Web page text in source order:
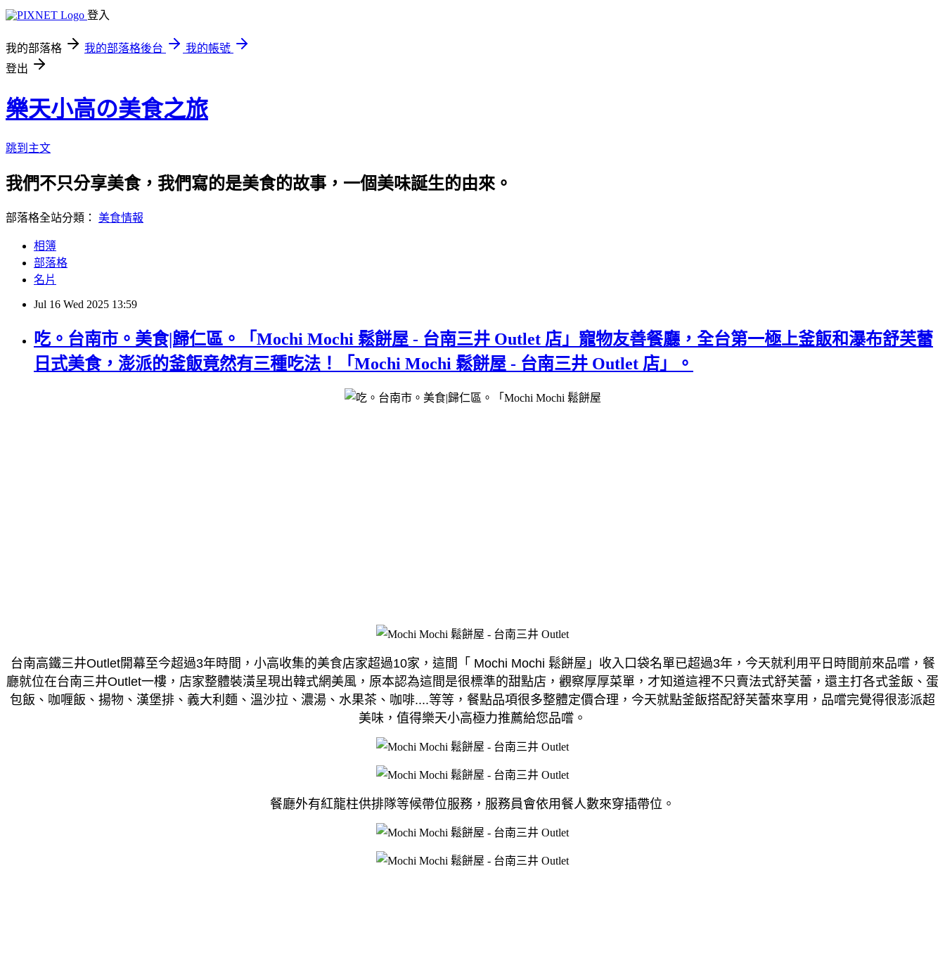
登入
我的部落格 我的部落格後台
我的帳號
登出
樂天小高の美食之旅
跳到主文
我們不只分享美食，我們寫的是美食的故事，一個美味誕生的由來。
部落格全站分類： 美食情報
相簿
部落格
名片
Jul 16 Wed 2025 13:59
吃。台南市。美食|歸仁區。「Mochi Mochi 鬆餅屋 - 台南三井 Outlet 店」寵物友善餐廳，全台第一極上釜飯和瀑布舒芙蕾
日式美食，澎派的釜飯竟然有三種吃法！「Mochi Mochi 鬆餅屋 - 台南三井 Outlet 店」。
台南高鐵三井Outlet開幕至今超過3年時間，小高收集的美食店家超過10家，這間「 Mochi Mochi 鬆餅屋」收入口袋名單已超過3年，今天就利用平日時間前來品嚐，餐
廳就位在台南三井Outlet一樓，店家整體裝潢呈現出韓式網美風，原本認為這間是很標準的甜點店，觀察厚厚菜單，才知道這裡不只賣法式舒芙蕾，還主打各式釜飯、蛋
包飯、咖喱飯、揚物、漢堡排、義大利麵、溫沙拉、濃湯、水果茶、咖啡....等等，餐點品項很多整體定價合理，今天就點釜飯搭配舒芙蕾來享用，品嚐完覺得很澎派超
美味，值得樂天小高極力推薦給您品嚐。
餐廳外有紅龍柱供排隊等候帶位服務，服務員會依用餐人數來穿插帶位。